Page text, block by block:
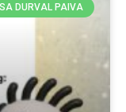
DURVAL PAIVA